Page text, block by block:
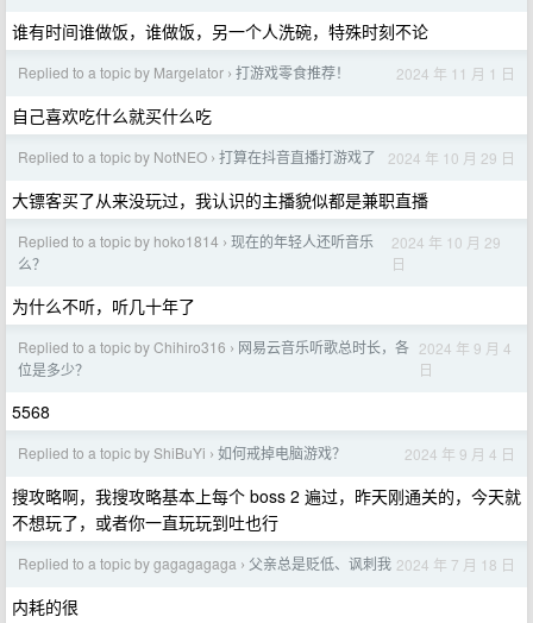
谁有时间谁做饭，谁做饭，另一个人洗碗，特殊时刻不论
Replied to a topic by Margelator › 打游戏零食推荐！ 2024 年 11 月 1 日
自己喜欢吃什么就买什么吃
Replied to a topic by NotNEO › 打算在抖音直播打游戏了 2024 年 10 月 29 日
大镖客买了从来没玩过，我认识的主播貌似都是兼职直播
Replied to a topic by hoko1814 › 现在的年轻人还听音乐
么？
2024 年 10 月 29
日
为什么不听，听几十年了
Replied to a topic by Chihiro316 › 网易云音乐听歌总时长，各
位是多少？
2024 年 9 月 4
日
5568
Replied to a topic by ShiBuYi › 如何戒掉电脑游戏？ 2024 年 9 月 4 日
搜攻略啊，我搜攻略基本上每个 boss 2 遍过，昨天刚通关的，今天就
不想玩了，或者你一直玩玩到吐也行
Replied to a topic by gagagagaga › 父亲总是贬低、讽刺我 2024 年 7 月 18 日
内耗的很